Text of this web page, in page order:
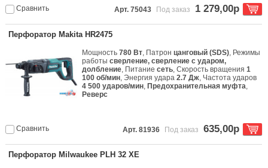
Сравнить Арт. 75043 Под заказ 1 279,00р
Перфоратор Makita HR2475
Мощность780 Вт, Патронцанговый (SDS), Режимы
работысверление, сверление с ударом,
долбление, Питаниесеть, Скорость вращения1
100 об/мин, Энергия удара2.7 Дж, Частота ударов
4 500 ударов/мин, Предохранительная муфта,
Реверс
Сравнить Арт. 81936 Под заказ 635,00р
Перфоратор Milwaukee PLH 32 XE